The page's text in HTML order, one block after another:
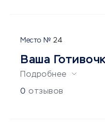
24
Ваша
Подробнее
0 отзывов